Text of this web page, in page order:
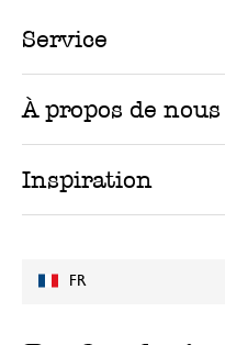
FR
Service
À propos de nous
Inspiration